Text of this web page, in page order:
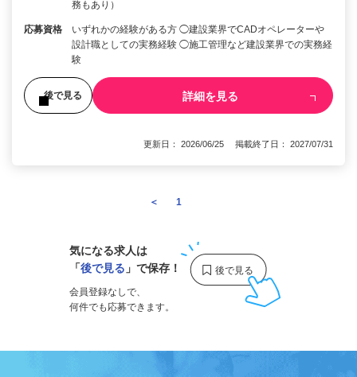
務もあり）
応募資格
いずれかの経験がある方 ◯建設業界でCADオペレーターや
設計職としての実務経験 ◯施工管理など建設業界での実務経
験
後で見る 詳細を見る
更新日： 2026/06/25 掲載終了日： 2027/07/31
＜ 1
気になる求人は
「後で見る 」で保存！
会員登録なしで、
何件でも応募できます。